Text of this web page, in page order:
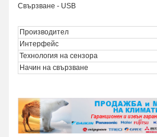
Свързване - USB
Производител
Интерфейс
Технология на сензора
Начин на свързване